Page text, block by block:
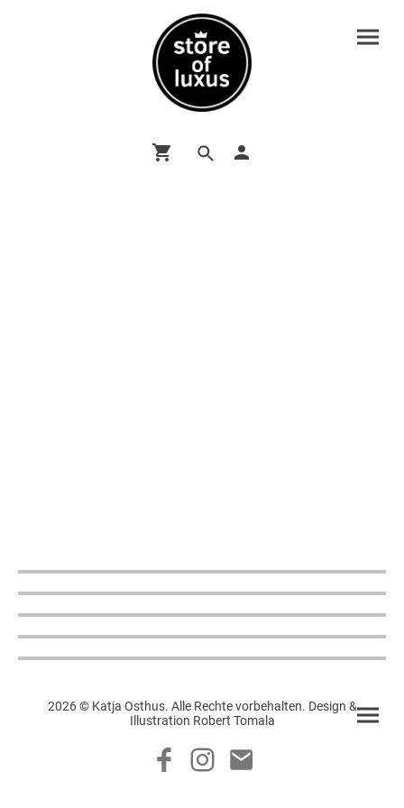
2026 © Katja Osthus. Alle Rechte vorbehalten. Design &
Illustration Robert Tomala